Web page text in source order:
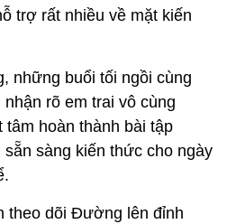
trợ rất nhiều về mặt kiến
những buổi tối ngồi cùng
rõ em trai vô cùng
tâm hoàn thành bài tập
sàng kiến thức cho ngày
theo dõi Đường lên đỉnh